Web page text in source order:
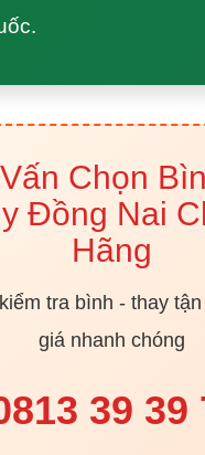
Chọn
Đồng Nai
Hãng
tra bình - thay
giá nhanh chóng
39 39